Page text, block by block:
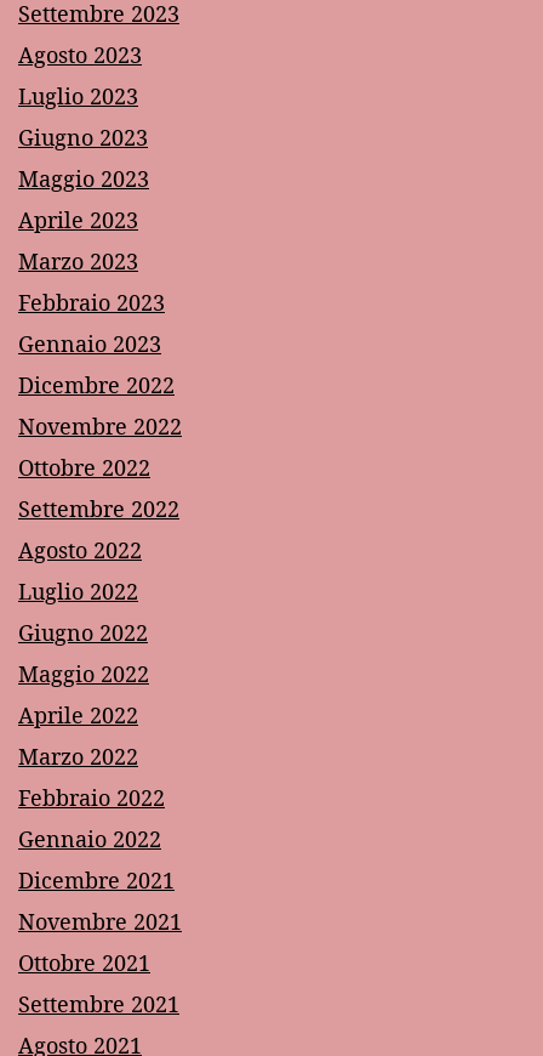
Settembre 2023
Agosto 2023
Luglio 2023
Giugno 2023
Maggio 2023
Aprile 2023
Marzo 2023
Febbraio 2023
Gennaio 2023
Dicembre 2022
Novembre 2022
Ottobre 2022
Settembre 2022
Agosto 2022
Luglio 2022
Giugno 2022
Maggio 2022
Aprile 2022
Marzo 2022
Febbraio 2022
Gennaio 2022
Dicembre 2021
Novembre 2021
Ottobre 2021
Settembre 2021
Agosto 2021